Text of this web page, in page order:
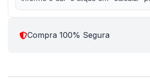
Compra 100% Segura